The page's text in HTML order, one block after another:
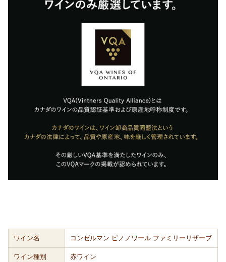
ワイン名 コンゼルマン ピノノワール ファミリーリザーブ
ワイン種別 赤ワイン